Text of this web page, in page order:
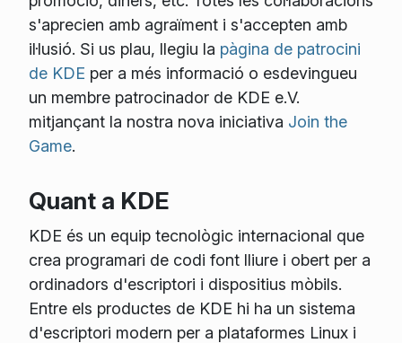
s'aprecien amb agraïment i s'accepten amb
il·lusió. Si us plau, llegiu la pàgina de patrocini
de KDE per a més informació o esdevingueu
un membre patrocinador de KDE e.V.
mitjançant la nostra nova iniciativa Join the
Game.
Quant a KDE
KDE és un equip tecnològic internacional que
crea programari de codi font lliure i obert per a
ordinadors d'escriptori i dispositius mòbils.
Entre els productes de KDE hi ha un sistema
d'escriptori modern per a plataformes Linux i